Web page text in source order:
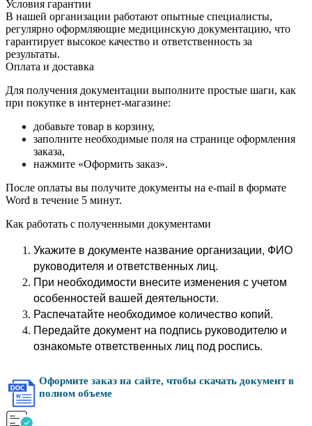
Условия гарантии
В нашей организации работают опытные специалисты,
регулярно оформляющие медицинскую документацию, что
гарантирует высокое качество и ответственность за
результаты.
Оплата и доставка
Для получения документации выполните простые шаги, как
при покупке в интернет-магазине:
добавьте товар в корзину,
заполните необходимые поля на странице оформления
заказа,
нажмите «Оформить заказ».
После оплаты вы получите документы на e-mail в формате
Word в течение 5 минут.
Как работать с полученными документами
Укажите в документе название организации, ФИО
руководителя и ответственных лиц.
При необходимости внесите изменения с учетом
особенностей вашей деятельности.
Распечатайте необходимое количество копий.
Передайте документ на подпись руководителю и
ознакомьте ответственных лиц под роспись.
Оформите заказ на сайте, чтобы скачать документ в
полном объеме